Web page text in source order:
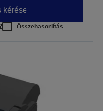
kérése
Összehasonlítás